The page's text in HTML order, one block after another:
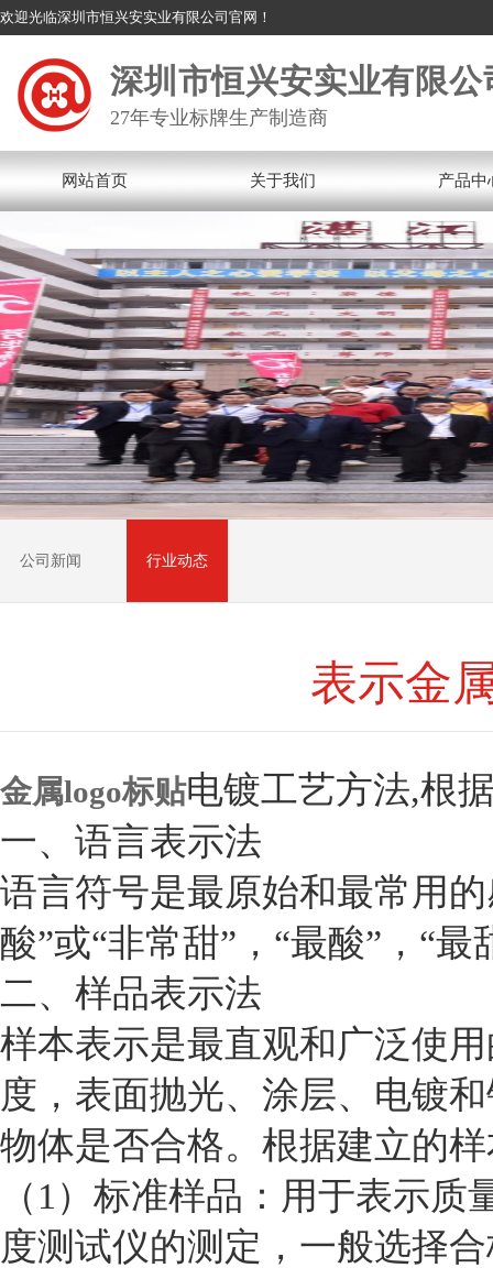
欢迎光临深圳市恒兴安实业有限公司官网！
深圳市恒兴安实业有限公
27年专业标牌生产制造商
网站首页 关于我们 产品中
公司新闻 行业动态
表示金
金属logo标贴电镀工艺方法,根
一、语言表示法
语言符号是最原始和最常用
酸”或“非常甜”，“最酸”，“最
二、样品表示法
样本表示是最直观和广泛使
度，表面抛光、涂层、电镀
物体是否合格。根据建立的
（1）标准样品：用于表示
度测试仪的测定，一般选择